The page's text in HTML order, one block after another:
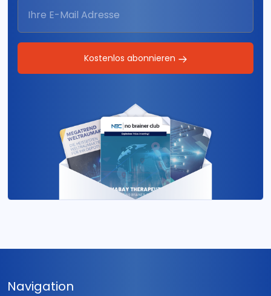
Kostenlos abonnieren
Navigation